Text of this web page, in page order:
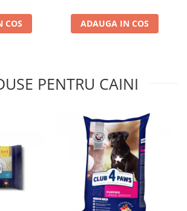
COS ADAUGA IN COS
PENTRU CAINI